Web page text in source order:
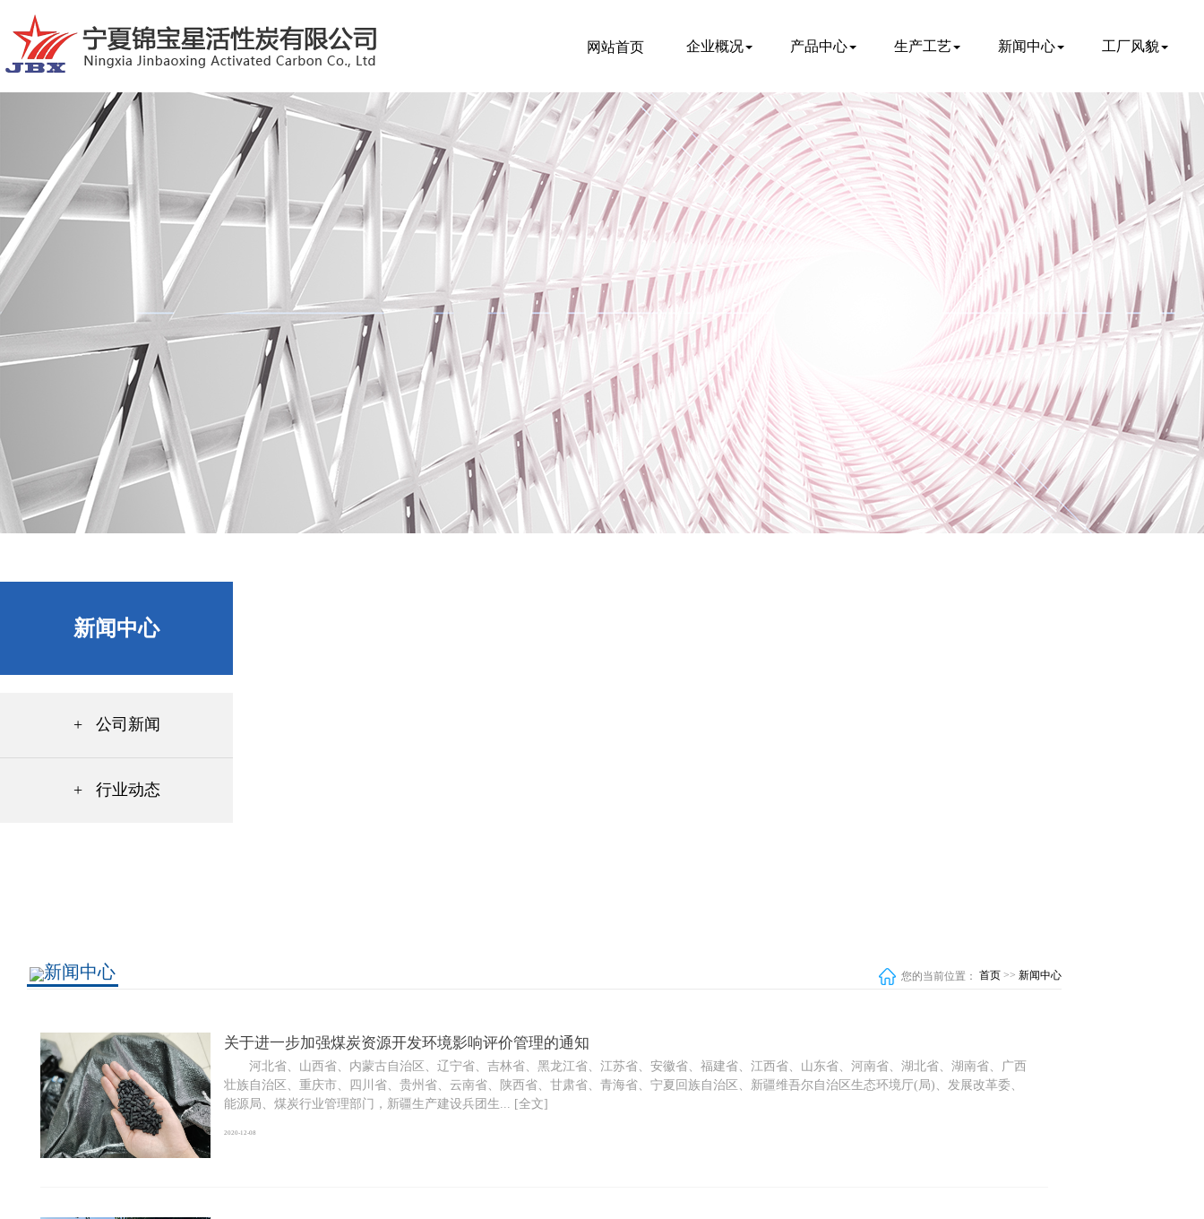
网站首页 企业概况 产品中心 生产工艺 新闻中心 工厂风貌
新闻中心
+ 公司新闻
+ 行业动态
新闻中心 您的当前位置： 首页 >> 新闻中心
关于进一步加强煤炭资源开发环境影响评价管理的通知
河北省、山西省、内蒙古自治区、辽宁省、吉林省、黑龙江省、江苏省、安徽省、福建省、江西省、山东省、河南省、湖北省、湖南省、广西
壮族自治区、重庆市、四川省、贵州省、云南省、陕西省、甘肃省、青海省、宁夏回族自治区、新疆维吾尔自治区生态环境厅(局)、发展改革委、
能源局、煤炭行业管理部门，新疆生产建设兵团生... [全文]
2020-12-08